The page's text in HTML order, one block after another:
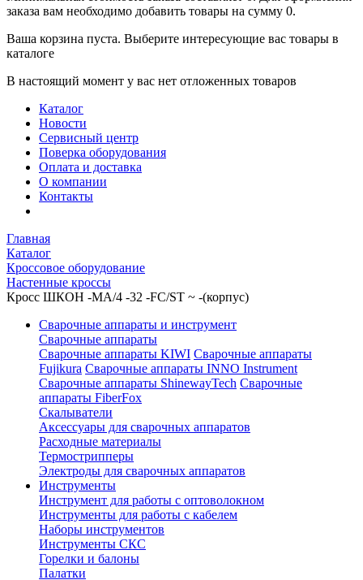
заказа вам необходимо добавить товары на сумму 0.
Ваша корзина пуста. Выберите интересующие вас товары в
каталоге
В настоящий момент у вас нет отложенных товаров
Каталог
Новости
Сервисный центр
Поверка оборудования
Оплата и доставка
О компании
Контакты
Главная
Каталог
Кроссовое оборудование
Настенные кроссы
Кросс ШКОН -МА/4 -32 -FC/ST ~ -(корпус)
Сварочные аппараты и инструмент
Сварочные аппараты
Сварочные аппараты KIWI Сварочные аппараты
Fujikura Сварочные аппараты INNO Instrument
Сварочные аппараты ShinewayTech Cварочные
аппараты FiberFox
Скалыватели
Аксессуары для сварочных аппаратов
Расходные материалы
Термострипперы
Электроды для сварочных аппаратов
Инструменты
Инструмент для работы с оптоволокном
Инструменты для работы с кабелем
Наборы инструментов
Инструменты СКС
Горелки и балоны
Палатки